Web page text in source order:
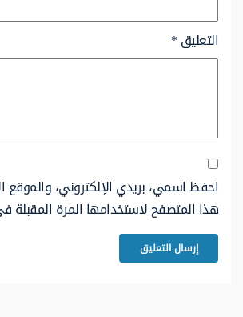
التعليق*
احفظ اسمي، بريدي الإلكتروني، والموقع
هذا المتصفح لاستخدامها المرة المقبلة